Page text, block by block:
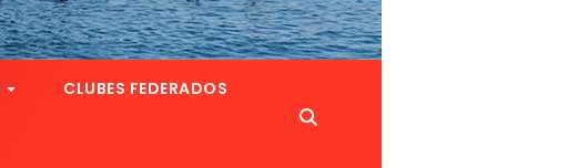
CLUBES FEDERADOS